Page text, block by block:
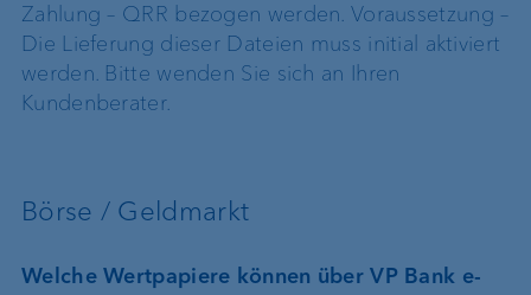
Zahlung – QRR bezogen werden. Voraussetzung –
Die Lieferung dieser Dateien muss initial aktiviert
werden. Bitte wenden Sie sich an Ihren
Kundenberater.
Börse / Geldmarkt
Welche Wertpapiere können über VP Bank e-